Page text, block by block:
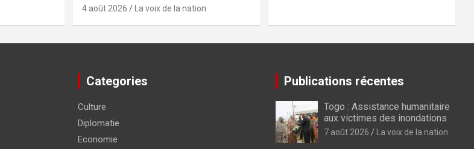
4 août 2026 La voix de la nation
Categories
Culture
Diplomatie
Economie
Publications récentes
Togo : Assistance humanitaire
aux victimes des inondations
7 août 2026 La voix de la nation